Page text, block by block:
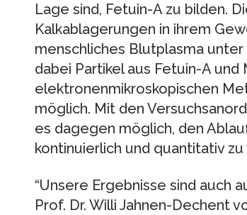
Lage sind, Fetuin-A zu bilden.
Kalkablagerungen in ihrem
menschliches Blutplasma
dabei Partikel aus Fetuin-A und
elektronenmikroskopischen
möglich. Mit den
es dagegen möglich, den
kontinuierlich und quantitativ
“Unsere Ergebnisse sind auch
Prof. Dr. Willi Jahnen-Dechent